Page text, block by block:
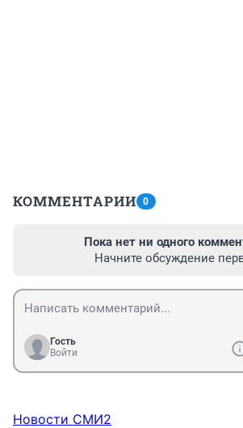
КОММЕНТАРИИ 0
Пока нет ни одного
Начните обсуждение
Гость
Войти
Новости СМИ2